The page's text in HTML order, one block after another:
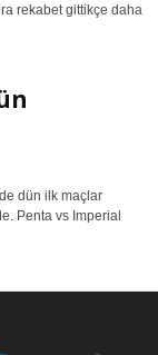
rekabet gittikçe daha
dün ilk maçlar
Penta vs Imperial